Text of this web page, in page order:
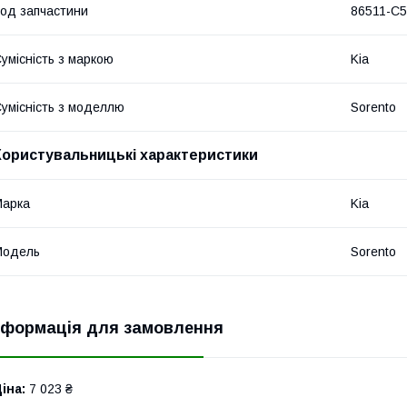
запчастини 86511-
з маркою Kia
з моделлю Sorento
характеристики
Kia
Sorento
для замовлення
7 023 ₴